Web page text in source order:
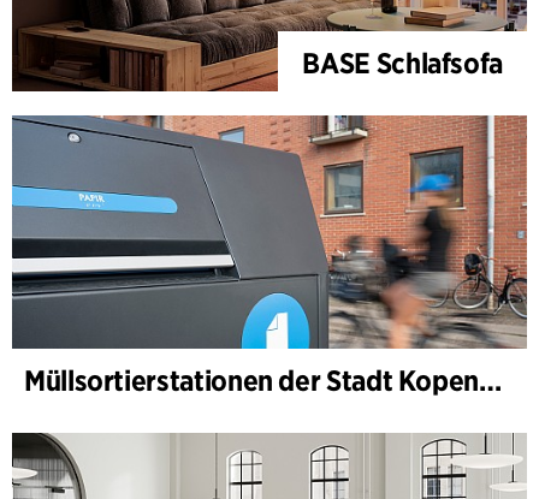
BASE Schlafsofa
Müllsortierstationen der Stadt Kopenhagen